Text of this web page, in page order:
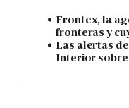
Frontex, la
fronteras y
Las alertas
Interior sobre